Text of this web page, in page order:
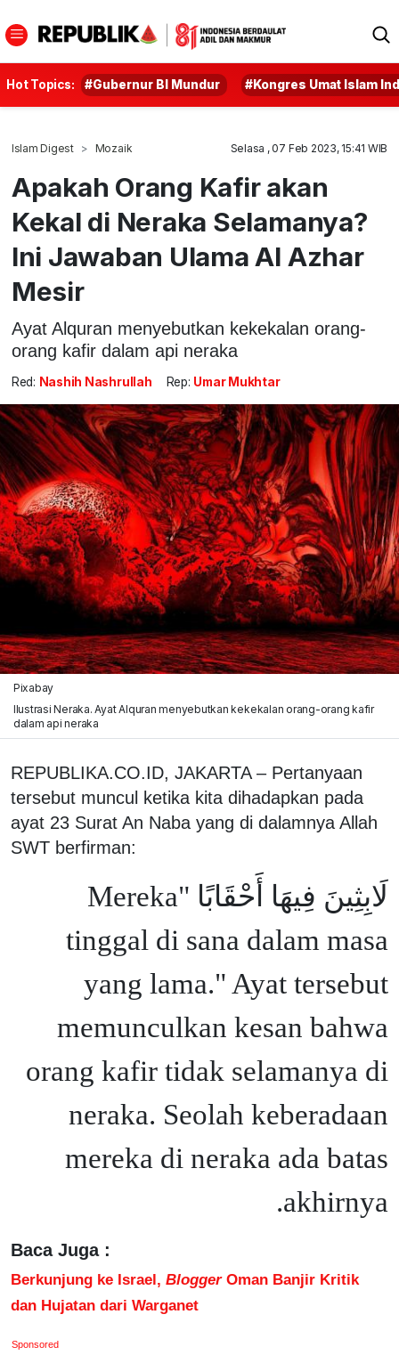
Hot Topics: #Gubernur BI Mundur #Kongres Umat Islam
Islam Digest Mozaik Selasa , 07 Feb 2023, 15:41 WIB
Apakah Orang Kafir akan
Kekal di Neraka Selamanya?
Ini Jawaban Ulama Al Azhar
Mesir
Ayat Alquran menyebutkan kekekalan orang-
orang kafir dalam api neraka
Red: Nashih Nashrullah Rep: Umar Mukhtar
Pixabay
Ilustrasi Neraka. Ayat Alquran menyebutkan kekekalan orang-orang kafir
dalam api neraka
REPUBLIKA.CO.ID, JAKARTA – Pertanyaan
tersebut muncul ketika kita dihadapkan pada
ayat 23 Surat An Naba yang di dalamnya Allah
SWT berfirman:
لَابِثِينَ فِيهَا أَحْقَابًا "Mereka
tinggal di sana dalam masa
yang lama." Ayat tersebut
memunculkan kesan bahwa
orang kafir tidak selamanya di
neraka. Seolah keberadaan
mereka di neraka ada batas
akhirnya.
Baca Juga :
Berkunjung ke Israel, Blogger Oman Banjir Kritik
dan Hujatan dari Warganet
Sponsored